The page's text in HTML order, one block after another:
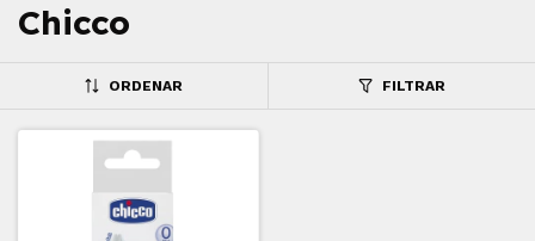
Chicco
ORDENAR FILTRAR